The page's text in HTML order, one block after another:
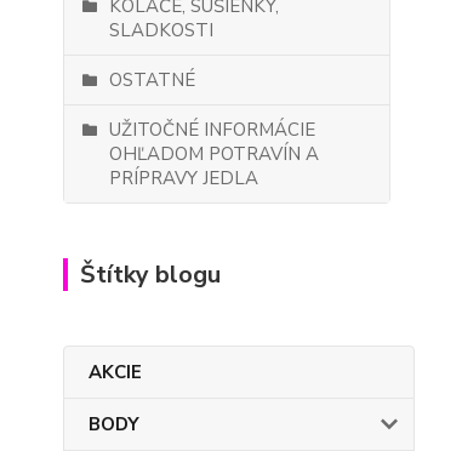
KOLÁČE, SUŠIENKY,
SLADKOSTI
OSTATNÉ
UŽITOČNÉ INFORMÁCIE
OHĽADOM POTRAVÍN A
PRÍPRAVY JEDLA
Štítky blogu
AKCIE
BODY